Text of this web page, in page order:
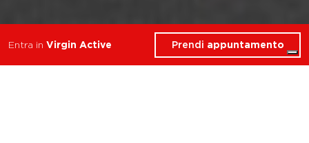
Entra in Virgin Active Prendi appuntamento